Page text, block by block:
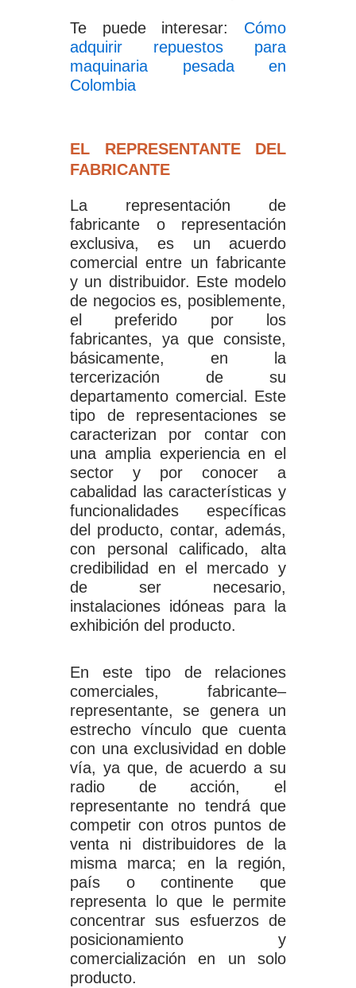
Te puede interesar: Cómo
adquirir repuestos para
maquinaria pesada en
Colombia
EL REPRESENTANTE DEL
FABRICANTE
La representación de
fabricante o representación
exclusiva, es un acuerdo
comercial entre un fabricante
y un distribuidor. Este modelo
de negocios es, posiblemente,
el preferido por los
fabricantes, ya que consiste,
básicamente, en la
tercerización de su
departamento comercial. Este
tipo de representaciones se
caracterizan por contar con
una amplia experiencia en el
sector y por conocer a
cabalidad las características y
funcionalidades específicas
del producto, contar, además,
con personal calificado, alta
credibilidad en el mercado y
de ser necesario,
instalaciones idóneas para la
exhibición del producto.
En este tipo de relaciones
comerciales, fabricante–
representante, se genera un
estrecho vínculo que cuenta
con una exclusividad en doble
vía, ya que, de acuerdo a su
radio de acción, el
representante no tendrá que
competir con otros puntos de
venta ni distribuidores de la
misma marca; en la región,
país o continente que
representa lo que le permite
concentrar sus esfuerzos de
posicionamiento y
comercialización en un solo
producto.